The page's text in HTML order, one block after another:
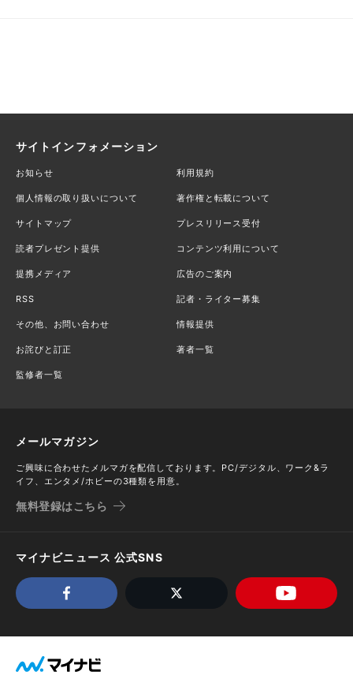
サイトインフォメーション
お知らせ 利用規約
個人情報の取り扱いについて 著作権と転載について
サイトマップ プレスリリース受付
読者プレゼント提供 コンテンツ利用について
提携メディア 広告のご案内
RSS 記者・ライター募集
その他、お問い合わせ 情報提供
お詫びと訂正 著者一覧
監修者一覧
メールマガジン
ご興味に合わせたメルマガを配信しております。PC/デジタル、ワーク&ラ
イフ、エンタメ/ホビーの3種類を用意。
無料登録はこちら
マイナビニュース 公式SNS